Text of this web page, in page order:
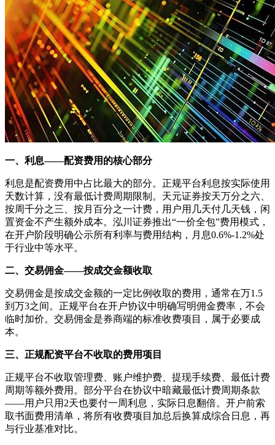
一、利息——配资费用的核心部分
利息是配资费用中占比最大的部分。正规平台利息按实际使用
天数计算，没有最低计费周期限制。天元证券按天万分之六、
按周千分之三、按月百分之一计费，用户用几天付几天钱，闲
置资金不产生额外成本。泓川证券推出“一价全包”费用模式，
在开户阶段明确公示所有利率与费用结构，月息0.6%-1.2%处
于行业中等水平。
二、交易佣金——按成交金额收取
交易佣金是按成交金额的一定比例收取的费用，通常在万1.5
到万3之间。正规平台在开户协议中明确写明佣金费率，不会
临时加价。交易佣金是券商端的标准收费项目，属于必要成
本。
三、正规配资平台不收取的费用项目
正规平台不收取管理费、账户维护费、提现手续费、最低计费
周期等额外费用。部分平台在协议中暗藏最低计费周期条款
——用户只用2天也要付一周利息，实际日息翻倍。开户前索
取书面费用清单，将所有收费项目加总后换算成综合日息，再
与行业基准对比。